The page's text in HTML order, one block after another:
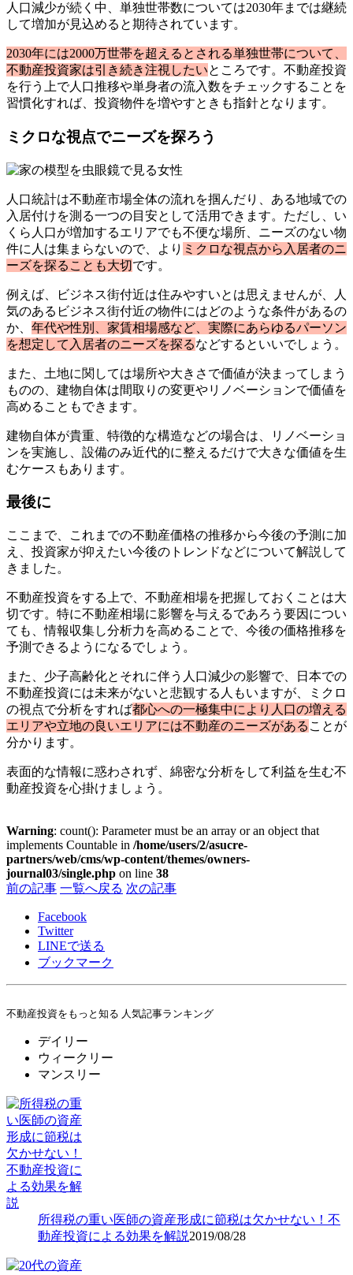
人口減少が続く中、単独世帯数については2030年までは継続
して増加が見込めると期待されています。
2030年には2000万世帯を超えるとされる単独世帯について、
不動産投資家は引き続き注視したいところです。不動産投資
を行う上で人口推移や単身者の流入数をチェックすることを
習慣化すれば、投資物件を増やすときも指針となります。
ミクロな視点でニーズを探ろう
人口統計は不動産市場全体の流れを掴んだり、ある地域での
入居付けを測る一つの目安として活用できます。ただし、い
くら人口が増加するエリアでも不便な場所、ニーズのない物
件に人は集まらないので、より ミクロな視点から入居者のニ
ーズを探ることも大切です。
例えば、ビジネス街付近は住みやすいとは思えませんが、人
気のあるビジネス街付近の物件にはどのような条件があるの
か、 年代や性別、家賃相場感など、実際にあらゆるパーソン
を想定して入居者のニーズを探るなどするといいでしょう。
また、土地に関しては場所や大きさで価値が決まってしまう
ものの、建物自体は間取りの変更やリノベーションで価値を
高めることもできます。
建物自体が貴重、特徴的な構造などの場合は、リノベーショ
ンを実施し、設備のみ近代的に整えるだけで大きな価値を生
むケースもあります。
最後に
ここまで、これまでの不動産価格の推移から今後の予測に加
え、投資家が抑えたい今後のトレンドなどについて解説して
きました。
不動産投資をする上で、不動産相場を把握しておくことは大
切です。特に不動産相場に影響を与えるであろう要因につい
ても、情報収集し分析力を高めることで、今後の価格推移を
予測できるようになるでしょう。
また、少子高齢化とそれに伴う人口減少の影響で、日本での
不動産投資には未来がないと悲観する人もいますが、ミクロ
の視点で分析をすれば都心への一極集中により人口の増える
エリアや立地の良いエリアには不動産のニーズがある ことが
分かります。
表面的な情報に惑わされず、綿密な分析をして利益を生む不
動産投資を心掛けましょう。
Warning: count(): Parameter must be an array or an object that
implements Countable in /home/users/2/asucre-
partners/web/cms/wp-content/themes/owners-
journal03/single.php on line 38
前の記事 一覧へ戻る 次の記事
Facebook
Twitter
LINEで送る
ブックマーク
不動産投資をもっと知る 人気記事ランキング
デイリー
ウィークリー
マンスリー
所得税の重い医師の資産形成に節税は欠かせない！不
動産投資による効果を解説2019/08/28